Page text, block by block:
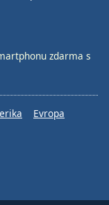
zdarma s
Evropa